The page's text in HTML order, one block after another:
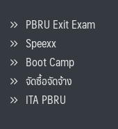
PBRU Exit Exam
Speexx
Boot Camp
จัดซื้อจัดจ้าง
ITA PBRU